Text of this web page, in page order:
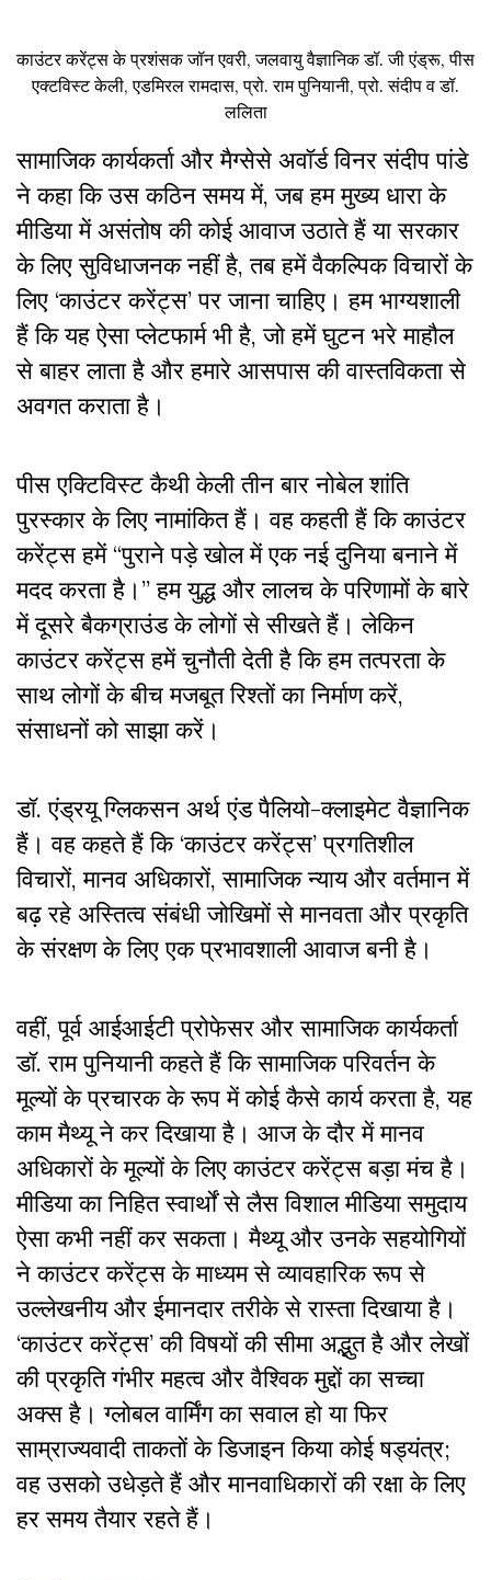
काउंटर करेंट्स के प्रशंसक जॉन एवरी, जलवायु वैज्ञानिक डॉ. जी एंड्रू, पीस
एक्टविस्ट केली, एडमिरल रामदास, प्रो. राम पुनियानी, प्रो. संदीप व डॉ.
ललिता
सामाजिक कार्यकर्ता और मैग्सेसे अवॉर्ड विनर संदीप पांडे
ने कहा कि उस कठिन समय में, जब हम मुख्य धारा के
मीडिया में असंतोष की कोई आवाज उठाते हैं या सरकार
के लिए सुविधाजनक नहीं है, तब हमें वैकल्पिक विचारों के
लिए ‘काउंटर करेंट्स’ पर जाना चाहिए। हम भाग्यशाली
हैं कि यह ऐसा प्लेटफार्म भी है, जो हमें घुटन भरे माहौल
से बाहर लाता है और हमारे आसपास की वास्तविकता से
अवगत कराता है।
पीस एक्टिविस्ट कैथी केली तीन बार नोबेल शांति
पुरस्कार के लिए नामांकित हैं। वह कहती हैं कि काउंटर
करेंट्स हमें “पुराने पड़े खोल में एक नई दुनिया बनाने में
मदद करता है।” हम युद्ध और लालच के परिणामों के बारे
में दूसरे बैकग्राउंड के लोगों से सीखते हैं। लेकिन
काउंटर करेंट्स हमें चुनौती देती है कि हम तत्परता के
साथ लोगों के बीच मजबूत रिश्तों का निर्माण करें,
संसाधनों को साझा करें।
डॉ. एंड्रयू ग्लिकसन अर्थ एंड पैलियो-क्लाइमेट वैज्ञानिक
हैं। वह कहते हैं कि ‘काउंटर करेंट्स’ प्रगतिशील
विचारों, मानव अधिकारों, सामाजिक न्याय और वर्तमान में
बढ़ रहे अस्तित्व संबंधी जोखिमों से मानवता और प्रकृति
के संरक्षण के लिए एक प्रभावशाली आवाज बनी है।
वहीं, पूर्व आईआईटी प्रोफेसर और सामाजिक कार्यकर्ता
डॉ. राम पुनियानी कहते हैं कि सामाजिक परिवर्तन के
मूल्यों के प्रचारक के रूप में कोई कैसे कार्य करता है, यह
काम मैथ्यू ने कर दिखाया है। आज के दौर में मानव
अधिकारों के मूल्यों के लिए काउंटर करेंट्स बड़ा मंच है।
मीडिया का निहित स्वार्थों से लैस विशाल मीडिया समुदाय
ऐसा कभी नहीं कर सकता। मैथ्यू और उनके सहयोगियों
ने काउंटर करेंट्स के माध्यम से व्यावहारिक रूप से
उल्लेखनीय और ईमानदार तरीके से रास्ता दिखाया है।
‘काउंटर करेंट्स’ की विषयों की सीमा अद्भुत है और लेखों
की प्रकृति गंभीर महत्व और वैश्विक मुद्दों का सच्चा
अक्स है। ग्लोबल वार्मिंग का सवाल हो या फिर
साम्राज्यवादी ताकतों के डिजाइन किया कोई षड्यंत्र;
वह उसको उधेड़ते हैं और मानवाधिकारों की रक्षा के लिए
हर समय तैयार रहते हैं।